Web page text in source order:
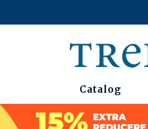
Catalog